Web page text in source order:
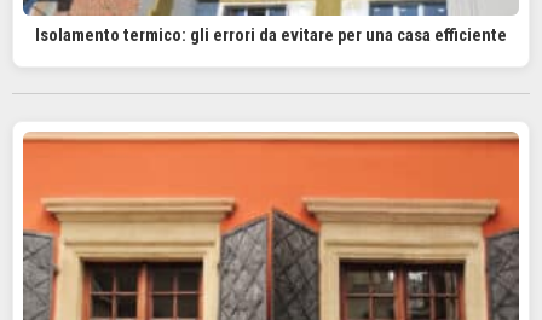
Isolamento termico: gli errori da evitare per una casa efficiente